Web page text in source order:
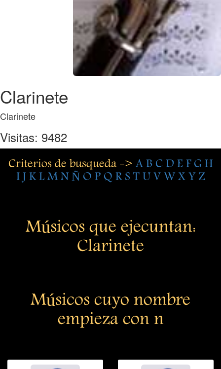
Clarinete
Clarinete
Visitas: 9482
Criterios de busqueda -> A B C D E F G H
I J K L M N Ñ O P Q R S T U V W X Y Z
Músicos que ejecuntan:
Clarinete
Músicos cuyo nombre
empieza con n